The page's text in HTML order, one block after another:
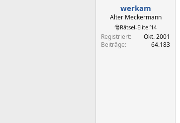
werkam
Alter Meckermann
🎅Rätsel-Elite ’14
Registriert
Okt. 2001
Beiträge
64.183